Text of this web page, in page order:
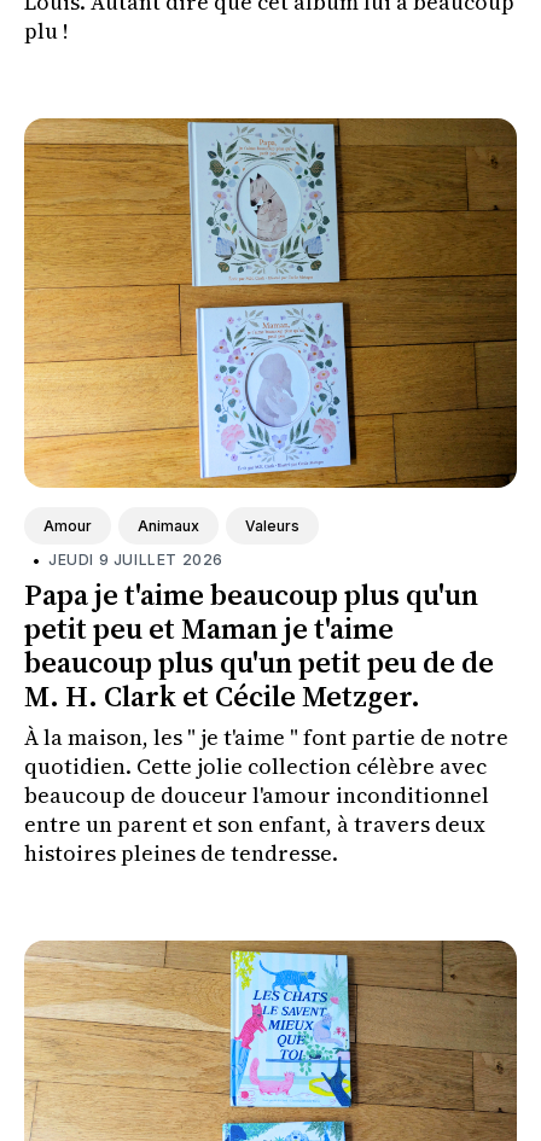
plu !
Amour Animaux Valeurs
• JEUDI 9 JUILLET 2026
Papa je t'aime beaucoup plus qu'un
petit peu et Maman je t'aime
beaucoup plus qu'un petit peu de de
M. H. Clark et Cécile Metzger.
À la maison, les " je t'aime " font partie de notre
quotidien. Cette jolie collection célèbre avec
beaucoup de douceur l'amour inconditionnel
entre un parent et son enfant, à travers deux
histoires pleines de tendresse.